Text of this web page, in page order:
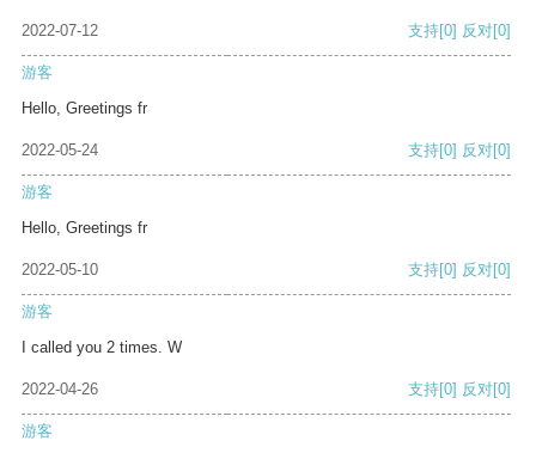
2022-07-12 支持[0] 反对[0]
游客
Hello, Greetings fr
2022-05-24 支持[0] 反对[0]
游客
Hello, Greetings fr
2022-05-10 支持[0] 反对[0]
游客
I called you 2 times. W
2022-04-26 支持[0] 反对[0]
游客